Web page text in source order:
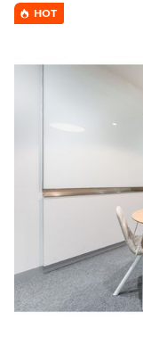
และนักคิดธุรกิจสร้า
ของคุณแล้วเริ่มงา
ด้วยเมมเบอร์ชิปเริ่
พื้นที่ทำงานและบริ
Spaces ทั่วโลก –
แบบสำหรับทุกควา
เมมเบอร์ชิป
• พื้นที่ทำงานแบบไ
สำหรับคุณและแขก
• การเข้าใช้เครือ
ที่หลายพันแห่งทั่วโล
• เทคโนโลยีและ
• เครื่องพิมพ์และกา
HOT